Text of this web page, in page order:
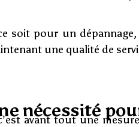
soit pour un
une qualité de
nécessité
avant tout une